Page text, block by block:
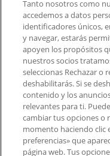
Contacto
Tienda mal
Notificar un
¿Encontraste un
aplicación?
Índices
Marcas
Tanto nosotros como
accedemos a datos
identificadores únicos,
y navegar, estarás
apoyen los propósitos
nuestros socios
seleccionas Rechazar
deshabilitarás. Si se
contenido y los
relevantes para ti.
cambiar tus opciones o
momento haciendo clic
preferencias» que
página web. Tus